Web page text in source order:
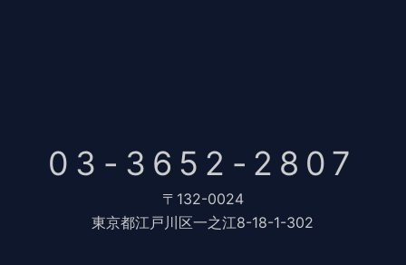
03-3652-2807
〒132-0024
東京都江戸川区一之江8-18-1-302